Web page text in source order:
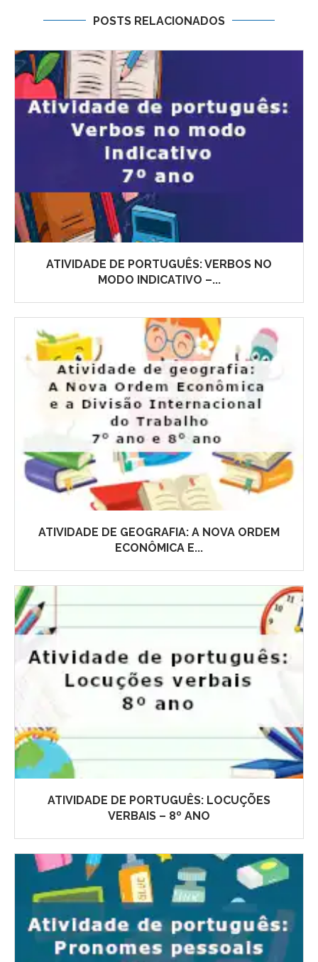
POSTS RELACIONADOS
ATIVIDADE DE PORTUGUÊS: VERBOS NO
MODO INDICATIVO –...
ATIVIDADE DE GEOGRAFIA: A NOVA ORDEM
ECONÔMICA E...
ATIVIDADE DE PORTUGUÊS: LOCUÇÕES
VERBAIS – 8º ANO